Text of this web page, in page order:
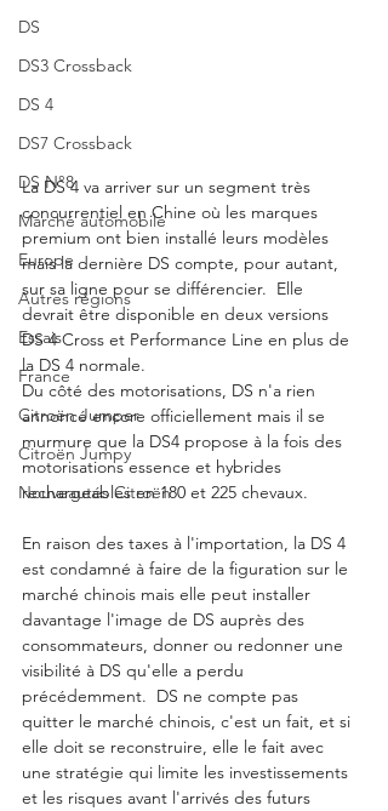
DS
DS3 Crossback
DS 4
DS7 Crossback
DS N°8
Marché automobile
Europe
Autres régions
Essais
France
Citroën Jumper
Citroën Jumpy
Nouveautés Citroën
La DS 4 va arriver sur un segment très
concurrentiel en Chine où les marques
premium ont bien installé leurs modèles
mais la dernière DS compte, pour autant,
sur sa ligne pour se différencier.  Elle
devrait être disponible en deux versions
DS 4 Cross et Performance Line en plus de
la DS 4 normale.
Du côté des motorisations, DS n'a rien
annoncé encore officiellement mais il se
murmure que la DS4 propose à la fois des
motorisations essence et hybrides
rechargeables en 180 et 225 chevaux.
En raison des taxes à l'importation, la DS 4
est condamné à faire de la figuration sur le
marché chinois mais elle peut installer
davantage l'image de DS auprès des
consommateurs, donner ou redonner une
visibilité à DS qu'elle a perdu
précédemment.  DS ne compte pas
quitter le marché chinois, c'est un fait, et si
elle doit se reconstruire, elle le fait avec
une stratégie qui limite les investissements
et les risques avant l'arrivés des futurs